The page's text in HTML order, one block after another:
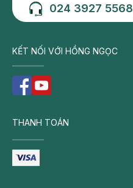
024 3927 5568
KẾT NỐI VỚI HỒNG NGỌC
THANH TOÁN